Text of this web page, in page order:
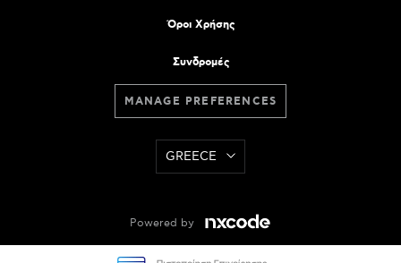
Όροι Χρήσης
Συνδρομές
MANAGE PREFERENCES
GREECE
Powered by